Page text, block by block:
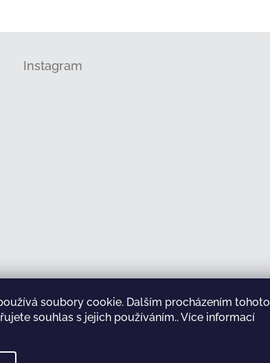
soubory cookie. Dalším procházením tohoto
souhlas s jejich používáním.. Více informací
Instagram
Sledovat na Instagramu